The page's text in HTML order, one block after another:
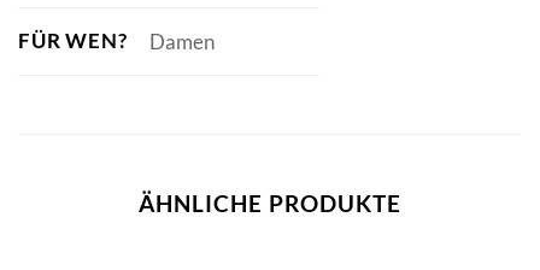
FÜR WEN? Damen
ÄHNLICHE PRODUKTE